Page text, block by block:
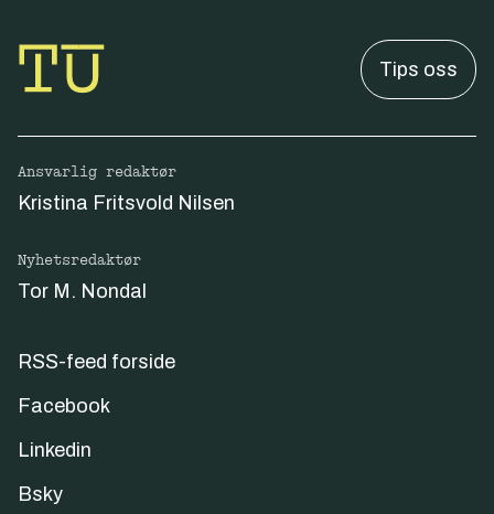
Tips oss
Ansvarlig redaktør
Kristina Fritsvold Nilsen
Nyhetsredaktør
Tor M. Nondal
RSS-feed forside
Facebook
Linkedin
Bsky